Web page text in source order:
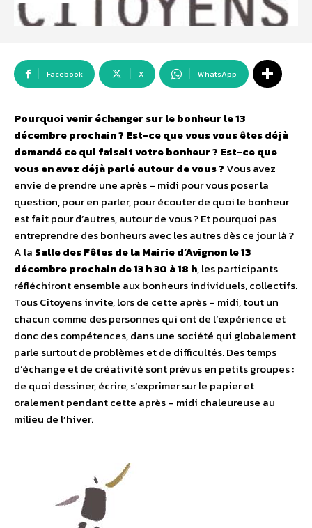
Facebook X WhatsApp
Pourquoi venir échanger sur le bonheur le 13
décembre prochain ? Est-ce que vous vous êtes déjà
demandé ce qui faisait votre bonheur ? Est-ce que
vous en avez déjà parlé autour de vous ?Vous avez
envie de prendre une après – midi pour vous poser la
question, pour en parler, pour écouter de quoi le bonheur
est fait pour d’autres, autour de vous ? Et pourquoi pas
entreprendre des bonheurs avec les autres dès ce jour là ?
A la Salle des Fêtes de la Mairie d’Avignon le 13
décembre prochain de 13 h 30 à 18 h, les participants
réfléchiront ensemble aux bonheurs individuels, collectifs.
Tous Citoyens invite, lors de cette après – midi, tout un
chacun comme des personnes qui ont de l’expérience et
donc des compétences, dans une société qui globalement
parle surtout de problèmes et de difficultés. Des temps
d’échange et de créativité sont prévus en petits groupes :
de quoi dessiner, écrire, s’exprimer sur le papier et
oralement pendant cette après – midi chaleureuse au
milieu de l’hiver.